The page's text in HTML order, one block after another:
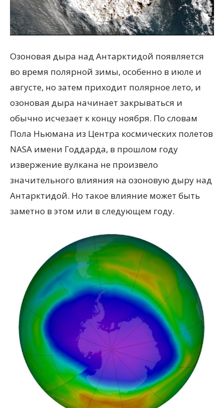
Озоновая дыра над Антарктидой появляется
во время полярной зимы, особенно в июле и
августе, но затем приходит полярное лето, и
озоновая дыра начинает закрываться и
обычно исчезает к концу ноября. По словам
Пола Ньюмана из Центра космических полетов
NASA имени Годдарда, в прошлом году
извержение вулкана не произвело
значительного влияния на озоновую дыру над
Антарктидой. Но такое влияние может быть
заметно в этом или в следующем году.